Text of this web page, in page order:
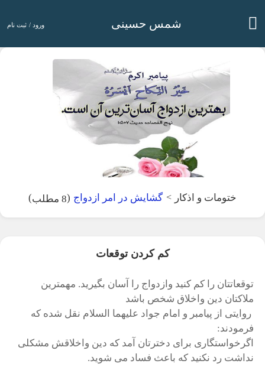
ورود / ثبت نام شمس حسینی
ختومات و اذکار > گشایش در امر ازدواج (8 مطلب )
کم کردن توقعات
توقعاتتان را کم کنید وازدواج را آسان بگیرید. مهمترین
ملاکتان دین واخلاق شخص باشد
روایتی از پیامبر و امام جواد علیهما السلام نقل شده که
فرمودند:
اگرخواستگاری برای دخترتان آمد که دین واخلاقش مشکلی
نداشت رد نکنید که باعث فساد می شوید.